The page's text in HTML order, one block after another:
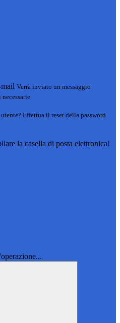
Verrà inviato un messaggio
Effettua il reset della password
la casella di posta elettronica!